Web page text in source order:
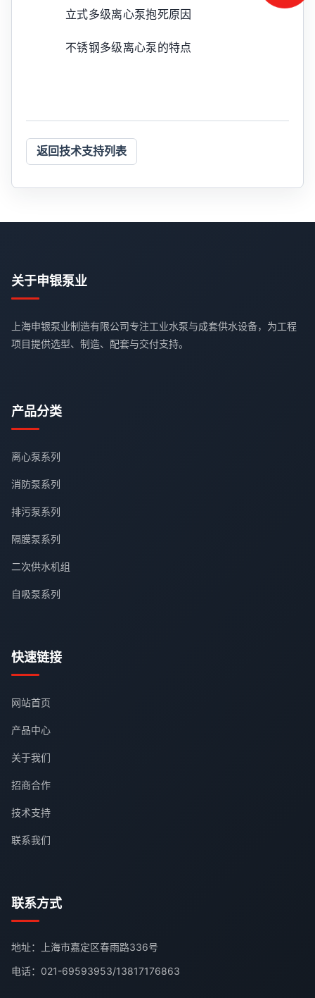
立式多级离心泵抱死原因
不锈钢多级离心泵的特点
返回技术支持列表
关于申银泵业
上海申银泵业制造有限公司专注工业水泵与成套供水设备，为工程
项目提供选型、制造、配套与交付支持。
产品分类
离心泵系列
消防泵系列
排污泵系列
隔膜泵系列
二次供水机组
自吸泵系列
快速链接
网站首页
产品中心
关于我们
招商合作
技术支持
联系我们
联系方式
地址：上海市嘉定区春雨路336号
电话： 021-69593953/13817176863